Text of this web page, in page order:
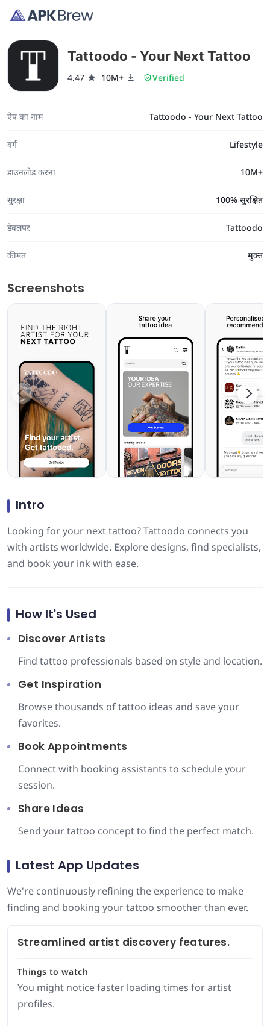
Tattoodo - Your Next Tattoo
4.47 10M+ Verified
ऐप का नाम Tattoodo - Your Next Tattoo
वर्ग Lifestyle
डाउनलोड करना 10M+
सुरक्षा 100% सुरक्षित
डेवलपर Tattoodo
कीमत मुक्त
Screenshots
Intro
Looking for your next tattoo? Tattoodo connects you
with artists worldwide. Explore designs, find specialists,
and book your ink with ease.
How It's Used
Discover Artists
Find tattoo professionals based on style and location.
Get Inspiration
Browse thousands of tattoo ideas and save your
favorites.
Book Appointments
Connect with booking assistants to schedule your
session.
Share Ideas
Send your tattoo concept to find the perfect match.
Latest App Updates
We're continuously refining the experience to make
finding and booking your tattoo smoother than ever.
Streamlined artist discovery features.
Things to watch
You might notice faster loading times for artist
profiles.